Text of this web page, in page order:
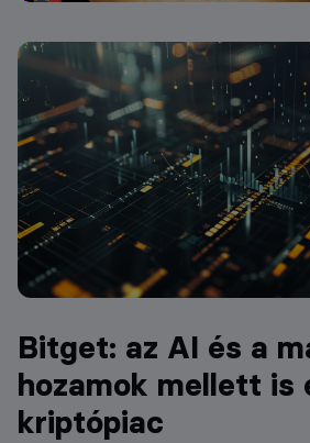
Bitget: az AI és a
hozamok mellett is
kriptópiac